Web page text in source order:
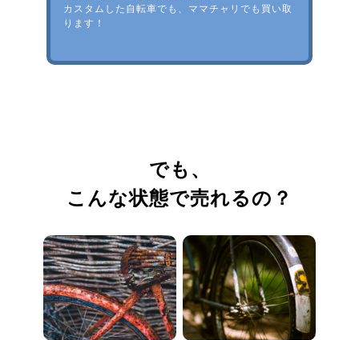
カスタムした自転車でも、ママチャリでも買い取
ります！
でも、
こんな状態で売れるの？